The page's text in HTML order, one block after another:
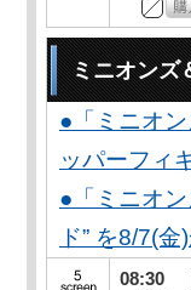
ミニオンズ
●「ミニオ
ッパーフィ
●「ミニオ
ド” を8/7(金
08:30